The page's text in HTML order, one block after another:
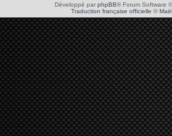
Développé par phpBB® Forum Software
Traduction française officielle ©